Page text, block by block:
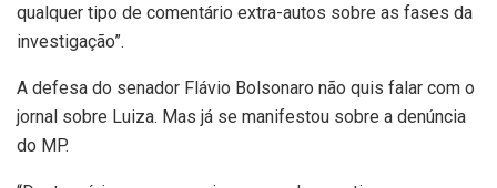
qualquer tipo de comentário extra-autos sobre as fases da
investigação”.
A defesa do senador Flávio Bolsonaro não quis falar com o
jornal sobre Luiza. Mas já se manifestou sobre a denúncia
do MP.